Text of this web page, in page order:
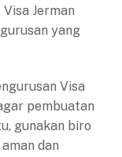
Jerman
yang
Visa
pembuatan
gunakan biro
dan